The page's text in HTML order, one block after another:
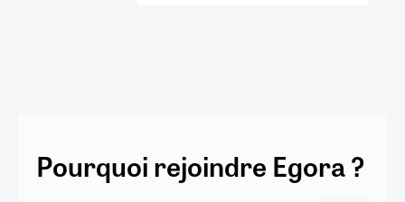
Pourquoi rejoindre Egora ?